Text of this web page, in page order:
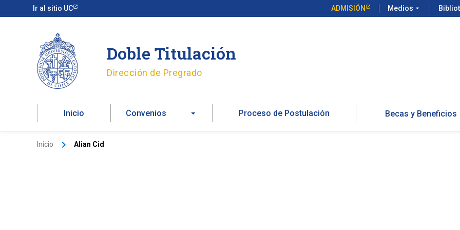
Ir al sitio UC ADMISIÓN Medios arrow_drop_down
al
Doble Titulación
Dirección de Pregrado
Inicio Convenios Proceso de Postulación Becas y Beneficios
Inicio Alian Cid